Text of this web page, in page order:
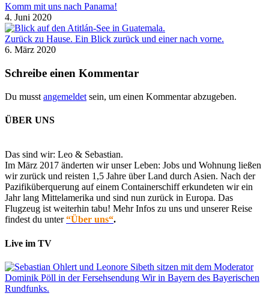
Komm mit uns nach Panama!
4. Juni 2020
Zurück zu Hause. Ein Blick zurück und einer nach vorne.
6. März 2020
Schreibe einen Kommentar
Du musst angemeldet sein, um einen Kommentar abzugeben.
ÜBER UNS
Das sind wir: Leo & Sebastian.
Im März 2017 änderten wir unser Leben: Jobs und Wohnung ließen
wir zurück und reisten 1,5 Jahre über Land durch Asien. Nach der
Pazifiküberquerung auf einem Containerschiff erkundeten wir ein
Jahr lang Mittelamerika und sind nun zurück in Europa. Das
Flugzeug ist weiterhin tabu! Mehr Infos zu uns und unserer Reise
findest du unter“Über uns“.
Live im TV